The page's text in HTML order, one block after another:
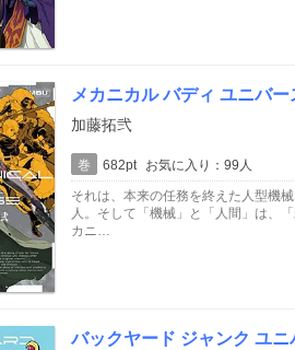
メカニカル バディ ユニバー
加藤拓弐
巻 682pt
お気に入り：99人
それは、本来の任務を終えた人型機
人。そして「機械」と「人間」は、
カニ…
バックヤード ジャンク ユニ